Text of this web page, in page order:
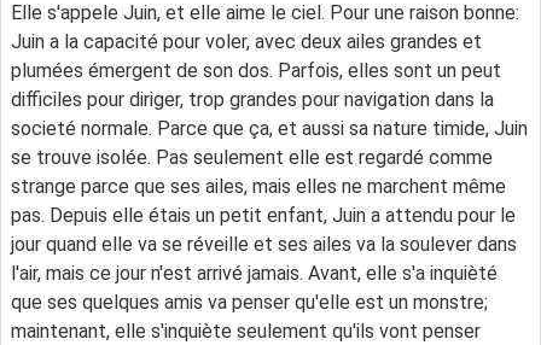
Elle s'appele Juin, et elle aime le ciel. Pour une raison bonne:
Juin a la capacité pour voler, avec deux ailes grandes et
plumées émergent de son dos. Parfois, elles sont un peut
difficiles pour diriger, trop grandes pour navigation dans la
societé normale. Parce que ça, et aussi sa nature timide, Juin
se trouve isolée. Pas seulement elle est regardé comme
strange parce que ses ailes, mais elles ne marchent même
pas. Depuis elle étais un petit enfant, Juin a attendu pour le
jour quand elle va se réveille et ses ailes va la soulever dans
l'air, mais ce jour n'est arrivé jamais. Avant, elle s'a inquièté
que ses quelques amis va penser qu'elle est un monstre;
maintenant, elle s'inquiète seulement qu'ils vont penser